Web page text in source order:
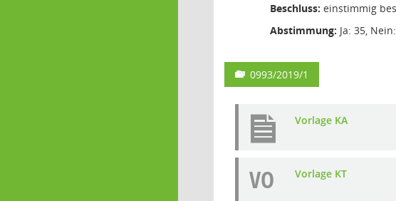
Beschluss: einstimmig
Abstimmung: Ja: 35,
0993/2019/1
Vorlage KA
VO Vorlage KT